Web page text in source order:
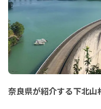
奈良県が紹介する下北山